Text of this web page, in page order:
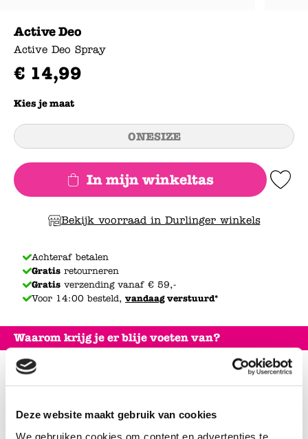
Deze website maakt gebruik van cookies
We gebruiken cookies om content en advertenties te
Waarom krijg je er blije voeten van?
Blije schoenen (en dus ook blije voeten) met deze
multifunctionele Active Deo van Durlinger. Deze
type schoenen, maar ook om bijvoorbeeld je kleding, of
sportattributen (zoals scheenbeschermers of
Active Deo
Active Deo Spray
€ 14,99
Kies je maat
ONESIZE
In mijn winkeltas Add to
Bekijk voorraad in Durlinger winkels
Achteraf betalen
Gratis retourneren
Gratis verzending vanaf € 59,-
Voor 14:00 besteld, vandaagverstuurd*